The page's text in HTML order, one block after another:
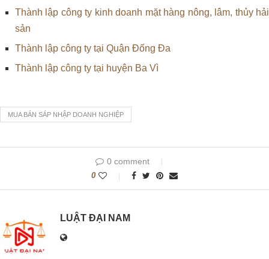
Thành lập công ty kinh doanh mặt hàng nông, lâm, thủy hải
sản
Thành lập công ty tại Quận Đống Đa
Thành lập công ty tại huyện Ba Vì
MUA BÁN SÁP NHẬP DOANH NGHIỆP
0 comment
0
LUẬT ĐẠI NAM